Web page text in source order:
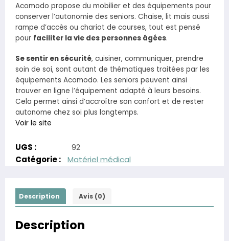
Acomodo propose du mobilier et des équipements pour
conserver l’autonomie des seniors. Chaise, lit mais aussi
rampe d’accès ou chariot de courses, tout est pensé
pour faciliter la vie des personnes âgées.
Se sentir en sécurité, cuisiner, communiquer, prendre
soin de soi, sont autant de thématiques traitées par les
équipements Acomodo. Les seniors peuvent ainsi
trouver en ligne l’équipement adapté à leurs besoins.
Cela permet ainsi d’accroître son confort et de rester
autonome chez soi plus longtemps.
Voir le site
UGS :
92
Catégorie :
Matériel médical
Description Avis (0)
Description